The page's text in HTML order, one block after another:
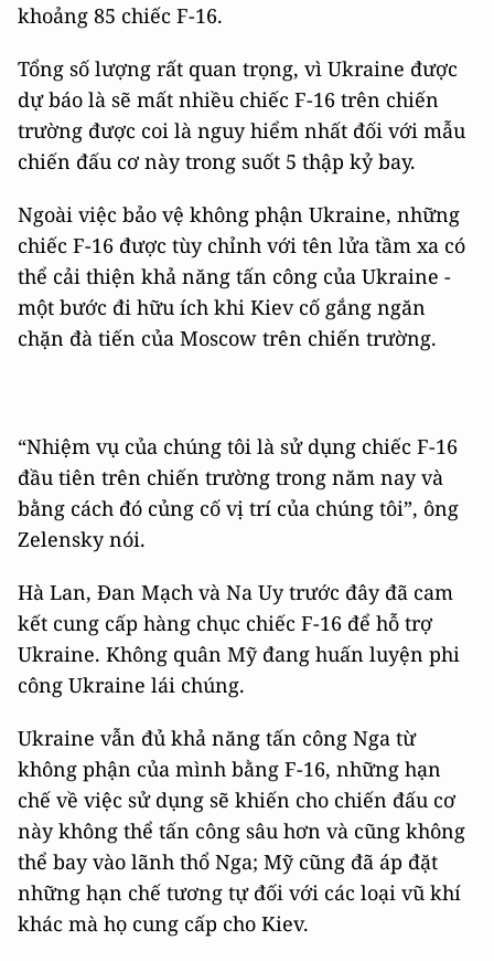
khoảng 85 chiếc F-16.
Tổng số lượng rất quan trọng, vì Ukraine được
dự báo là ​​sẽ mất nhiều chiếc F-16 trên chiến
trường được coi là nguy hiểm nhất đối với mẫu
chiến đấu cơ này trong suốt 5 thập kỷ bay.
Ngoài việc bảo vệ không phận Ukraine, những
chiếc F-16 được tùy chỉnh với tên lửa tầm xa có
thể cải thiện khả năng tấn công của Ukraine -
một bước đi hữu ích khi Kiev cố gắng ngăn
chặn đà tiến của Moscow trên chiến trường.
“Nhiệm vụ của chúng tôi là sử dụng chiếc F-16
đầu tiên trên chiến trường trong năm nay và
bằng cách đó củng cố vị trí của chúng tôi”, ông
Zelensky nói.
Hà Lan, Đan Mạch và Na Uy trước đây đã cam
kết cung cấp hàng chục chiếc F-16 để hỗ trợ
Ukraine. Không quân Mỹ đang huấn luyện phi
công Ukraine lái chúng.
Ukraine vẫn đủ khả năng tấn công Nga từ
không phận của mình bằng F-16, những hạn
chế về việc sử dụng sẽ khiến cho chiến đấu cơ
này không thể tấn công sâu hơn và cũng không
thể bay vào lãnh thổ Nga; Mỹ cũng đã áp đặt
những hạn chế tương tự đối với các loại vũ khí
khác mà họ cung cấp cho Kiev.